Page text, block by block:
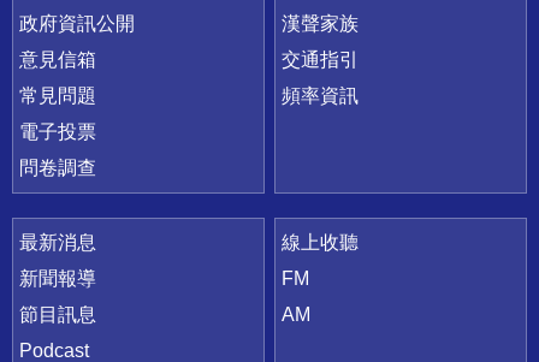
政府資訊公開
意見信箱
常見問題
電子投票
問卷調查
漢聲家族
交通指引
頻率資訊
最新消息
新聞報導
節目訊息
Podcast
線上收聽
FM
AM